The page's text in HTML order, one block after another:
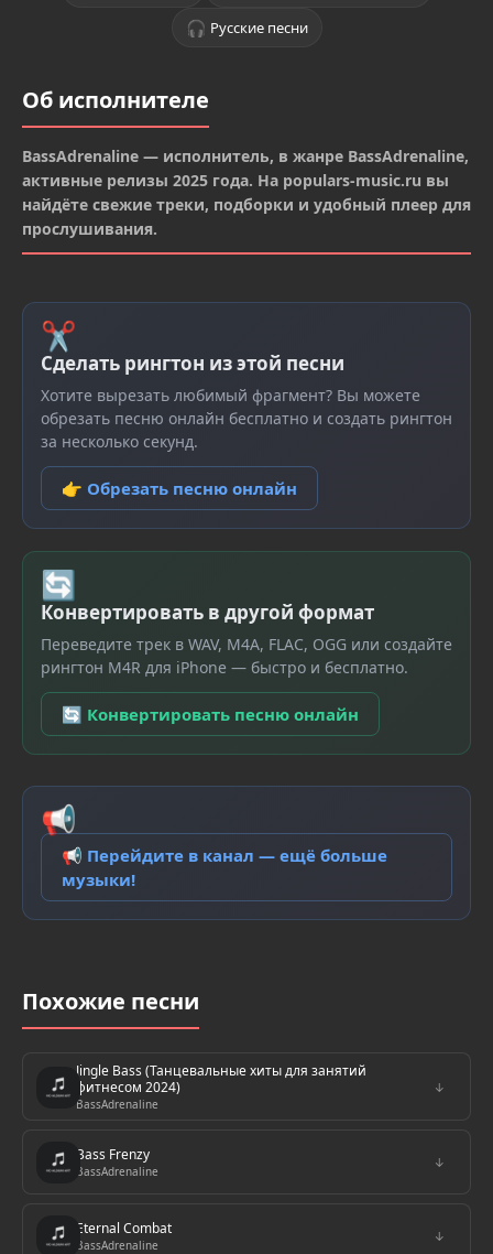
🎧 Русские песни
Об исполнителе
BassAdrenaline — исполнитель, в жанре BassAdrenaline,
активные релизы 2025 года. На populars-music.ru вы
найдёте свежие треки, подборки и удобный плеер для
прослушивания.
✂
Сделать рингтон из этой песни
Хотите вырезать любимый фрагмент? Вы можете
обрезать песню онлайн бесплатно и создать рингтон
за несколько секунд.
👉 Обрезать песню онлайн
🔄
Конвертировать в другой формат
Переведите трек в WAV, M4A, FLAC, OGG или создайте
рингтон M4R для iPhone — быстро и бесплатно.
🔄 Конвертировать песню онлайн
📢
📢 Перейдите в канал — ещё больше
музыки!
Похожие песни
Jingle Bass (Танцевальные хиты для занятий
фитнесом 2024)
BassAdrenaline
↓
Bass Frenzy
BassAdrenaline
↓
Eternal Combat
BassAdrenaline
↓